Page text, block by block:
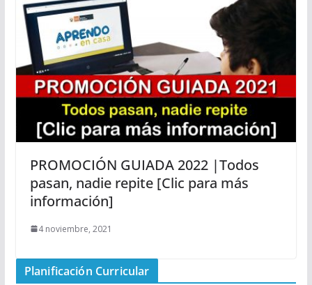
PROMOCIÓN GUIADA 2022 |Todos
pasan, nadie repite [Clic para más
información]
4 noviembre, 2021
Planificación Curricular